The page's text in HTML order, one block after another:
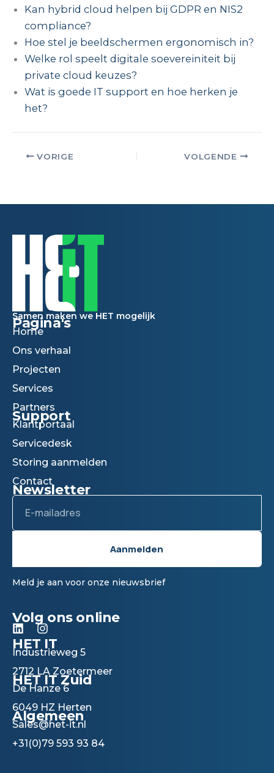
Kan hybrid cloud helpen bij GDPR en NIS2
compliance?
Hoe stel je beeldschermen ergonomisch in?
Welke rol speelt digitale soevereiniteit bij
private cloud keuzes?
Wat is goede IT support en hoe herken je
het?
VORIGE VOLGENDE
Samen maken we HET mogelijk
Pagina's
Home
Ons verhaal
Projecten
Services
Partners
Support
Klantportaal
Servicedesk
Storing aanmelden
Contact
Newsletter
Email
Aanmelden
Meld je aan voor onze nieuwsbrief
Volg ons online
L
i
n
e
d
n
I
n
s
a
g
a
m
HET IT
Industrieweg 5
2712 LA Zoetermeer
HET IT Zuid
De Hanze 6
6049 HZ Herten
Algemeen
Sales@het-it.nl
+31(0)79 593 93 84